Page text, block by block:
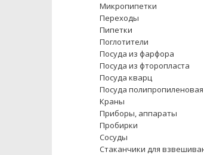
Микропипетки
Переходы
Пипетки
Поглотители
Посуда из фарфора
Посуда из фторопласта
Посуда кварц
Посуда полипропиленовая
Краны
Приборы, аппараты
Пробирки
Сосуды
Стаканчики для